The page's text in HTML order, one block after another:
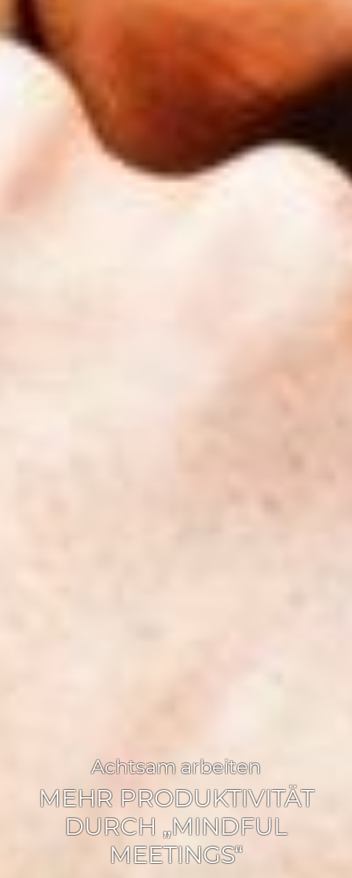
Achtsam arbeiten
MEHR PRODUKTIVITÄT
DURCH „MINDFUL
MEETINGS“